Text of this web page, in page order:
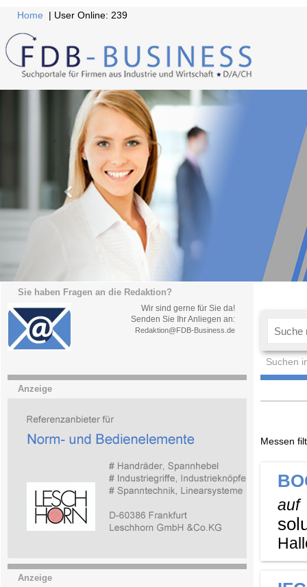
Home | User Online: 239
Sie haben Fragen an die Redaktion?
Wir sind gerne für Sie da!
Senden Sie Ihr Anliegen an:
Redaktion@FDB-Business.de
Suchen
Anzeige
Anzeige
Messen